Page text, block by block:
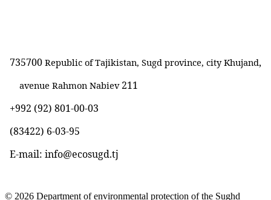
735700 Republic of Tajikistan, Sugd province, city Khujand,
avenue Rahmon Nabiev211
+992 (92) 801-00-03
(83422) 6-03-95
E-mail: info@ecosugd.tj
© 2026 Department of environmental protection of the Sughd